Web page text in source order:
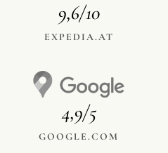
9,6/10
EXPEDIA.AT
4,9/5
GOOGLE.COM